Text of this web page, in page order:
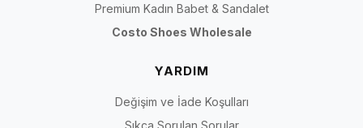
Premium Kadın Babet & Sandalet
Costo Shoes Wholesale
YARDIM
Değişim ve İade Koşulları
Sıkça Sorulan Sorular